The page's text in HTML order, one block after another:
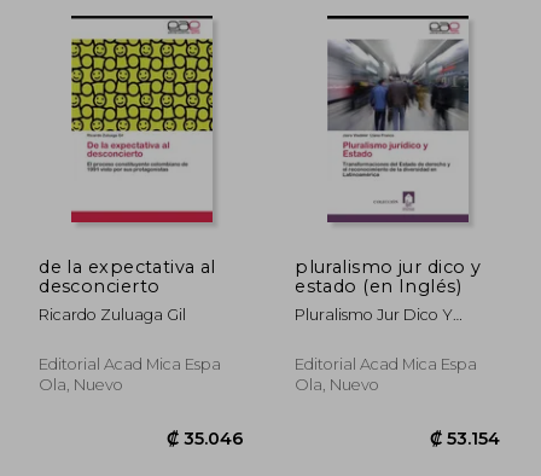
₡ 56.328 ₡
de la expectativa al
desconcierto
Ricardo Zuluaga Gil
Editorial Acad Mica Espa
Ola, Nuevo
pluralismo jur dico y
estado (en Inglés)
Pluralismo Jur Dico Y
Editorial Acad Mica Espa
Ola, Nuevo